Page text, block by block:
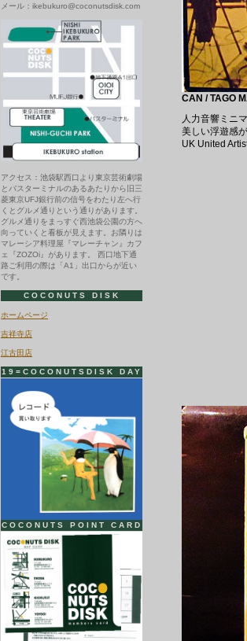
CAN / TAGO
人力音響ミニ
美しい浮遊感
UK United
メール：ikebukuro@coconutsdisk.com
アクセス：池袋駅西口より東京芸術劇場
とバスターミナルのあるあたりから旧三
菱東京UFJ銀行前の信号をわたり左へ行
くとグルメ通りという通りがあります。
グルメ通りをまっすぐ西池袋公園の方へ
向っていくと看板が見えます。お隣りは
マレーシア料理屋『マレーチャン』カフ
ェ『ZOZOi』があります。 西口地下通
路ご利用の際は「A1」出口からが近い
です。
COCONUTS DISK
ホームページ
吉祥寺店
江古田店
19=COCONUTSDISK DAY
COCONUTS POINT CARD